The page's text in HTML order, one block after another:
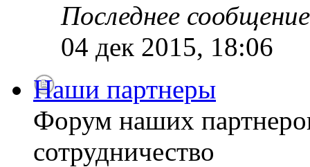
Последнее сообщение
04 дек 2015, 18:06
Наши партнеры
Форум наших
сотрудничество